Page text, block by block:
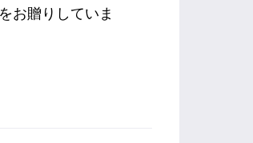
お贈りしていま